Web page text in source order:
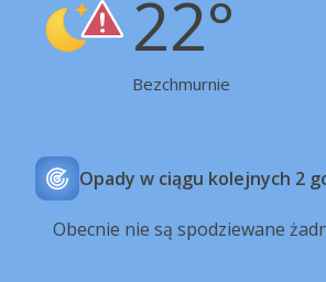
22°
Bezchmurnie
Opady w ciągu kolejnych 2
Obecnie nie są spodziewane